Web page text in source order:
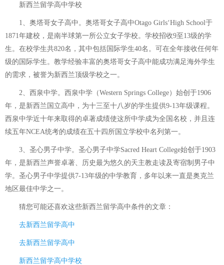
新西兰留学高中学校
1、奥塔哥女子高中。奥塔哥女子高中Otago Girls‘High School于
1871年建校，是南半球第一所公立女子学校。学校招收9至13级的学
生。在校学生共820名，其中包括国际学生40名。可在全年接收任何年
级的国际学生。教学经验丰富的奥塔哥女子高中能成功满足海外学生
的需求，被誉为新西兰顶级学校之一。
2、西泉中学。西泉中学（Western Springs College）始创于1906
年，是新西兰国立高中，为十三至十八岁的学生提供9-13年级课程。
西泉中学近十年来取得的卓著成绩使这所中学成为全国名校，并且连
续五年NCEA统考的成绩在五十四所国立学校中名列第一。
3、圣心男子中学。圣心男子中学Sacred Heart College始创于1903
年，是新西兰声誉卓著、历史最为悠久的天主教走读及寄宿制男子中
学。圣心男子中学提供7-13年级的中学教育，多年以来一直是奥克兰
地区最佳中学之一。
猜您可能还喜欢这些新西兰留学高中条件的文章：
去新西兰留学高中
去新西兰留学高中
新西兰留学高中学校